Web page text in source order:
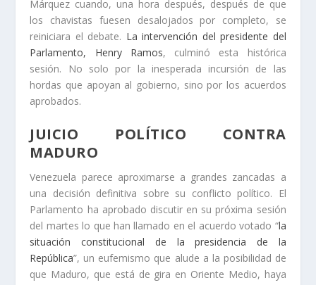
Márquez cuando, una hora después, después de que
los chavistas fuesen desalojados por completo, se
reiniciara el debate. La intervención del presidente del
Parlamento, Henry Ramos, culminó esta histórica
sesión. No solo por la inesperada incursión de las
hordas que apoyan al gobierno, sino por los acuerdos
aprobados.
JUICIO POLÍTICO CONTRA
MADURO
Venezuela parece aproximarse a grandes zancadas a
una decisión definitiva sobre su conflicto político. El
Parlamento ha aprobado discutir en su próxima sesión
del martes lo que han llamado en el acuerdo votado “la
situación constitucional de la presidencia de la
República”, un eufemismo que alude a la posibilidad de
que Maduro, que está de gira en Oriente Medio, haya